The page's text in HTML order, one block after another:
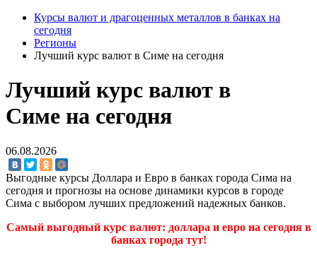
Курсы валют и драгоценных металлов в банках на
сегодня
Регионы
Лучший курс валют в Симе на сегодня
Лучший курс валют в
Симе на сегодня
06.08.2026
Выгодные курсы Доллара и Евро в банках города Сима на
сегодня и прогнозы на основе динамики курсов в городе
Сима с выбором лучших предложений надежных банков.
Самый выгодный курс валют: доллара и евро на сегодня в
банках города тут!